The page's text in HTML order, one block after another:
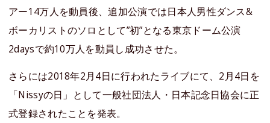
アー14万人を動員後、追加公演では日本人男性ダンス&
ボーカリストのソロとして”初”となる東京ドーム公演
2daysで約10万人を動員し成功させた。
さらには2018年2月4日に行われたライブにて、2月4日を
「Nissyの日」として一般社団法人・日本記念日協会に正
式登録されたことを発表。